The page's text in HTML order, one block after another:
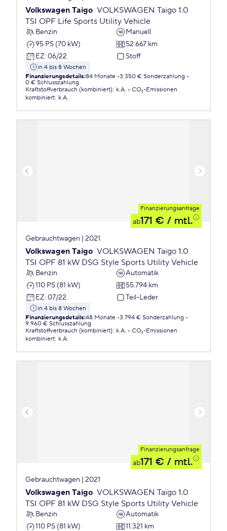
Volkswagen Taigo VOLKSWAGEN Taigo 1.0
TSI OPF Life Sports Utility Vehicle
Benzin
Manuell
95 PS (70 kW)
52.667 km
EZ: 06/22 Stoff
in 4 bis 8 Wochen
Finanzierungsdetails:84 Monate 3.350 € Sonderzahlung
0 € Schlusszahlung
Kraftstoffverbrauch (kombiniert): k.A.
CO₂-Emissionen
kombiniert: k.A.
Finanzierungsanfrage
ab171 € / mtl.
Gebrauchtwagen | 2021
Volkswagen Taigo VOLKSWAGEN Taigo 1.0
TSI OPF 81 kW DSG Style Sports Utility Vehicle
Benzin
Automatik
110 PS (81 kW)
55.794 km
EZ: 07/22 Teil-Leder
in 4 bis 8 Wochen
Finanzierungsdetails:48 Monate 3.794 € Sonderzahlung
9.960 € Schlusszahlung
Kraftstoffverbrauch (kombiniert): k.A.
CO₂-Emissionen
kombiniert: k.A.
Finanzierungsanfrage
ab171 € / mtl.
Gebrauchtwagen | 2021
Volkswagen Taigo VOLKSWAGEN Taigo 1.0
TSI OPF 81 kW DSG Style Sports Utility Vehicle
Benzin
Automatik
110 PS (81 kW)
11.321 km